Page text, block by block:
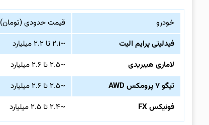
خودرو قیمت حدودی (تومان)
فیدلیتی پرایم الیت
~۲.۱ تا ۲.۲ میلیارد
لاماری هیبریدی
~۲.۵ تا ۲.۶ میلیارد
تیگو ۷ پرومکس AWD
~۲.۵ تا ۲.۶ میلیارد
فونیکس FX
~۲.۴ تا ۲.۵ میلیارد